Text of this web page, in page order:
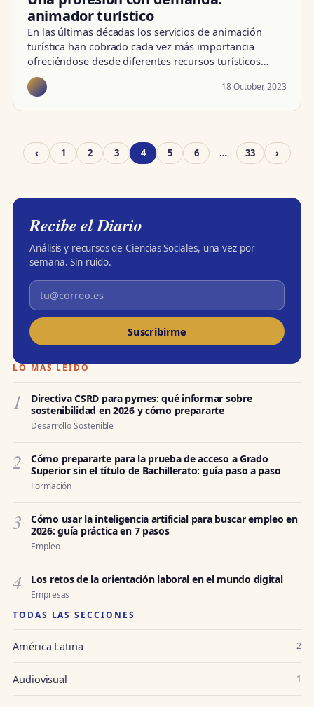
animador turístico
En las últimas décadas los servicios de animación
turística han cobrado cada vez más importancia
ofreciéndose desde diferentes recursos turísticos…
18 October, 2023
‹ 1 2 3 4 5 6 … 33 ›
Recibe el Diario
Análisis y recursos de Ciencias Sociales, una vez por
semana. Sin ruido.
Suscribirme
LO MÁS LEÍDO
1
Directiva CSRD para pymes: qué informar sobre
sostenibilidad en 2026 y cómo prepararte
Desarrollo Sostenible
2
Cómo prepararte para la prueba de acceso a Grado
Superior sin el título de Bachillerato: guía paso a paso
Formación
3
Cómo usar la inteligencia artificial para buscar empleo en
2026: guía práctica en 7 pasos
Empleo
4 Los retos de la orientación laboral en el mundo digital
Empresas
TODAS LAS SECCIONES
América Latina 2
Audiovisual 1